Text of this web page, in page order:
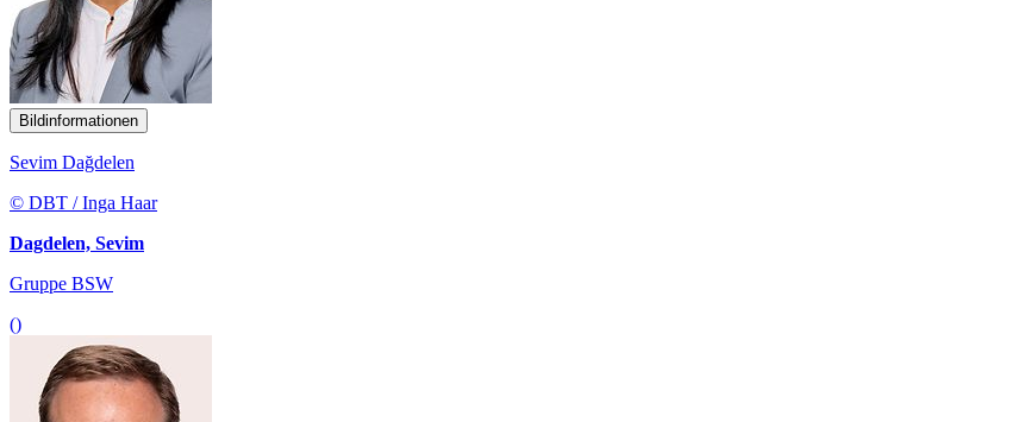
Bildinformationen
Sevim Dağdelen
© DBT / Inga Haar
Dagdelen, Sevim
Gruppe BSW
()